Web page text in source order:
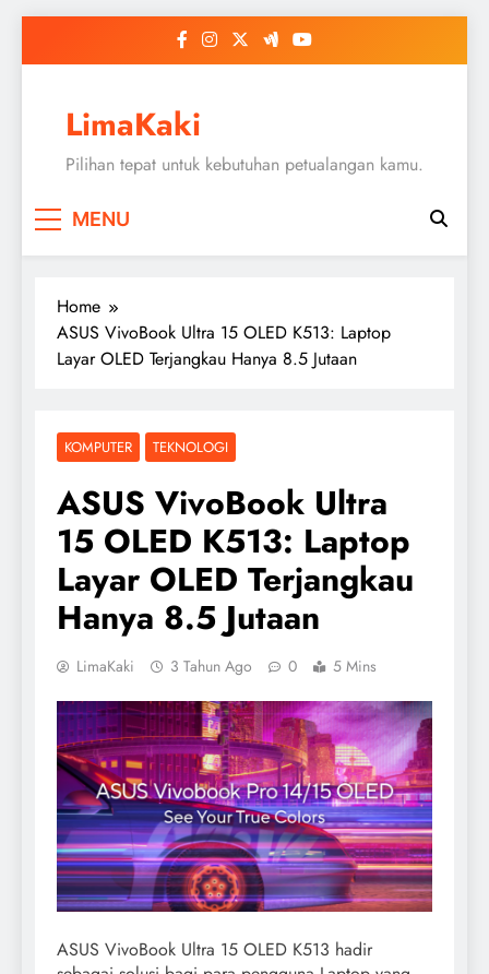
LimaKaki
Pilihan tepat untuk kebutuhan petualangan kamu.
MENU
Home
ASUS VivoBook Ultra 15 OLED K513: Laptop
Layar OLED Terjangkau Hanya 8.5 Jutaan
KOMPUTER TEKNOLOGI
ASUS VivoBook Ultra
15 OLED K513: Laptop
Layar OLED Terjangkau
Hanya 8.5 Jutaan
LimaKaki 3 Tahun Ago 0 5 Mins
ASUS VivoBook Ultra 15 OLED K513 hadir